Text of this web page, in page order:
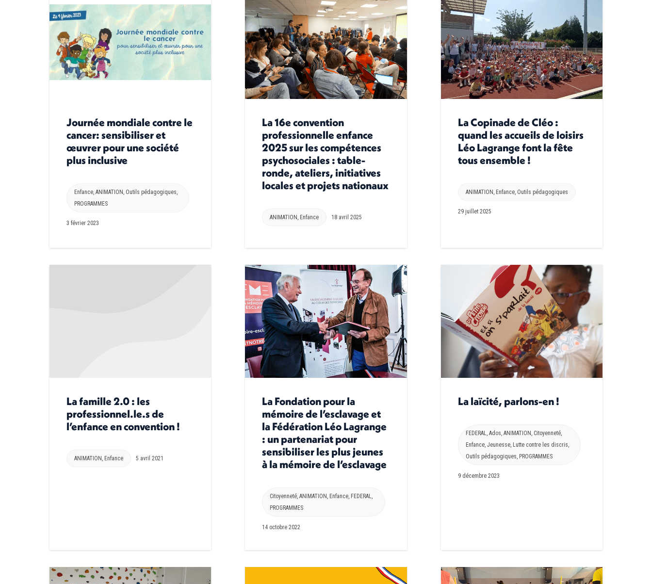
Journée mondiale contre le
cancer: sensibiliser et
œuvrer pour une société
plus inclusive
Enfance ANIMATION Outils pédagogiques
PROGRAMMES
3 février 2023
La 16e convention
professionnelle enfance
2025 sur les compétences
psychosociales : table-
ronde, ateliers, initiatives
locales et projets nationaux
ANIMATION Enfance 18 avril 2025
La Copinade de Cléo :
quand les accueils de loisirs
Léo Lagrange font la fête
tous ensemble !
ANIMATION Enfance, Outils pédagogiques
29 juillet 2025
La famille 2.0 : les
professionnel.le.s de
l’enfance en convention !
ANIMATION, Enfance 5 avril 2021
La Fondation pour la
mémoire de l’esclavage et
la Fédération Léo Lagrange
: un partenariat pour
sensibiliser les plus jeunes
à la mémoire de l’esclavage
Citoyenneté,ANIMATION , Enfance, FEDERAL,
PROGRAMMES
14 octobre 2022
La laïcité, parlons-en !
FEDERAL, Ados, ANIMATION , Citoyenneté,
Enfance, Jeunesse, Lutte contre les discris,
Outils pédagogiques, PROGRAMMES
9 décembre 2023